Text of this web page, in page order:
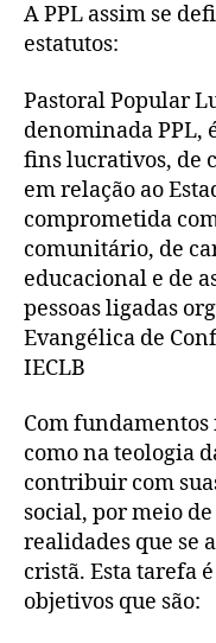
A PPL assim se
estatutos:
Pastoral Popular
denominada PPL,
fins lucrativos, de
em relação ao
comprometida
comunitário, de
educacional e de
pessoas ligadas
Evangélica de
IECLB
Com
como na teologia
contribuir com
social, por meio
realidades que se
cristã. Esta tarefa
objetivos que são: